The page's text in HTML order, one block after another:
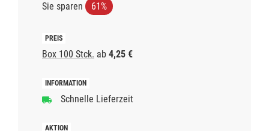
Sie sparen 61%
Box 100 Stck. ab 4,25 €
Schnelle Lieferzeit